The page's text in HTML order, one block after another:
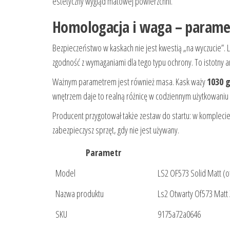
Homologacja i waga –
Bezpieczeństwo w kaskach nie jest kwestią „na wyczucie”.
zgodność z wymaganiami dla tego typu ochrony. To istotny
Ważnym parametrem jest również masa. Kask waży1030
wnętrzem daje to realną różnicę w codziennym
Producent przygotował także zestaw do startu: w
zabezpieczysz sprzęt, gdy nie jest używany.
Parametr
Model
LS2 OF573 Solid Matt
Nazwa produktu
Ls2 Otwarty Of573 Matt
SKU
9175a72a0646